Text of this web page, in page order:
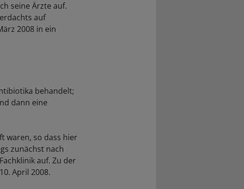
seine Ärzte auf.
auf
2008 in ein
behandelt;
dann eine
waren, so dass hier
zunächst nach
auf. Zu der
April 2008.